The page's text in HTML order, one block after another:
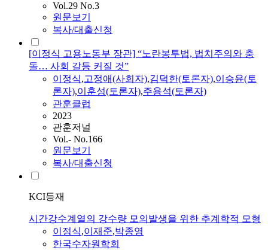
Vol.29 No.3
원문보기
복사/대출신청
[이정식 고용노동부 장관] “노란봉투법, 법치주의와 충
돌… 사회 갈등 커질 것”
이정식,고정애(사회자),김덕한(토론자),이승윤(토
론자),이훈성(토론자),주용석(토론자)
관훈클럽
2023
관훈저널
Vol.- No.166
원문보기
복사/대출신청
KCI등재
시간강수계열의 강수량 모의발생을 위한 추계학적 모형
이정식,이재준,박종영
한국수자원학회